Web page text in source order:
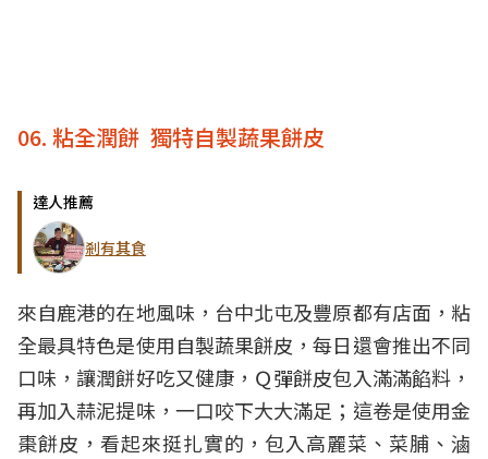
06. 粘全潤餅 獨特自製蔬果餅皮
達人推薦
剎有其食
來自鹿港的在地風味，台中北屯及豐原都有店面，粘
全最具特色是使用自製蔬果餅皮，每日還會推出不同
口味，讓潤餅好吃又健康，Ｑ彈餅皮包入滿滿餡料，
再加入蒜泥提味，一口咬下大大滿足；這卷是使用金
棗餅皮，看起來挺扎實的，包入高麗菜、菜脯、滷